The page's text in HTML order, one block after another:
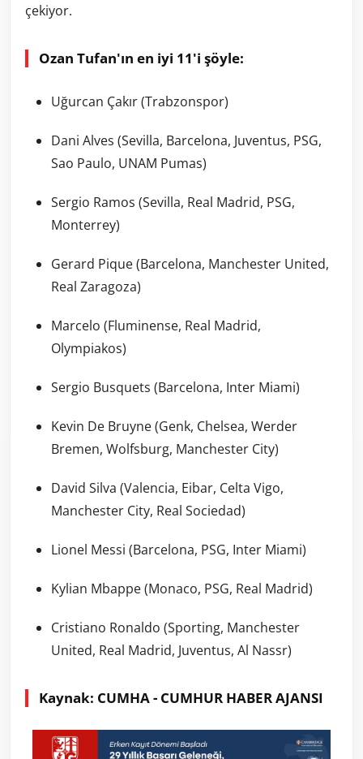
çekiyor.
Ozan Tufan'ın en iyi 11'i şöyle:
Uğurcan Çakır (Trabzonspor)
Dani Alves (Sevilla, Barcelona, Juventus, PSG,
Sao Paulo, UNAM Pumas)
Sergio Ramos (Sevilla, Real Madrid, PSG,
Monterrey)
Gerard Pique (Barcelona, Manchester United,
Real Zaragoza)
Marcelo (Fluminense, Real Madrid,
Olympiakos)
Sergio Busquets (Barcelona, Inter Miami)
Kevin De Bruyne (Genk, Chelsea, Werder
Bremen, Wolfsburg, Manchester City)
David Silva (Valencia, Eibar, Celta Vigo,
Manchester City, Real Sociedad)
Lionel Messi (Barcelona, PSG, Inter Miami)
Kylian Mbappe (Monaco, PSG, Real Madrid)
Cristiano Ronaldo (Sporting, Manchester
United, Real Madrid, Juventus, Al Nassr)
Kaynak: CUMHA - CUMHUR HABER AJANSI